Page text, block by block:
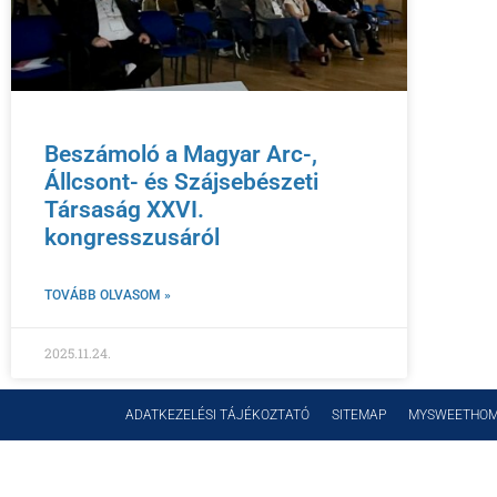
Beszámoló a Magyar Arc-,
Állcsont- és Szájsebészeti
Társaság XXVI.
kongresszusáról
TOVÁBB OLVASOM »
2025.11.24.
ADATKEZELÉSI TÁJÉKOZTATÓ SITEMAP